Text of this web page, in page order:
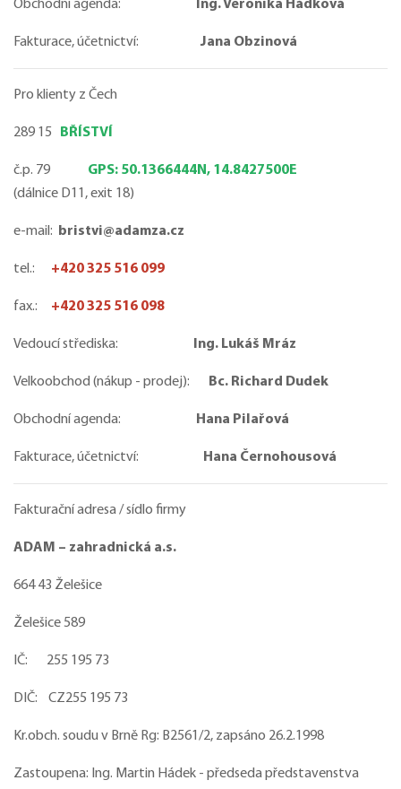
Obchodní agenda: Ing. Veronika Hádková
Fakturace, účetnictví: Jana Obzinová
Pro klienty z Čech
289 15 BŘÍSTVÍ
č.p. 79 GPS: 50.1366444N, 14.8427500E
(dálnice D11, exit 18)
e-mail: bristvi@adamza.cz
tel.: +420 325 516 099
fax.: +420 325 516 098
Vedoucí střediska: Ing. Lukáš Mráz
Velkoobchod (nákup - prodej): Bc. Richard Dudek
Obchodní agenda: Hana Pilařová
Fakturace, účetnictví: Hana Černohousová
Fakturační adresa / sídlo firmy
ADAM – zahradnická a.s.
664 43 Želešice
Želešice 589
IČ: 255 195 73
DIČ: CZ255 195 73
Kr.obch. soudu v Brně Rg: B2561/2, zapsáno 26.2.1998
Zastoupena: Ing. Martin Hádek - předseda představenstva